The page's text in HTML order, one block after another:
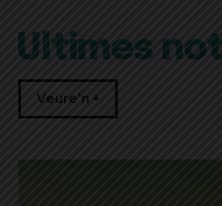
Últimes
Veure'n +